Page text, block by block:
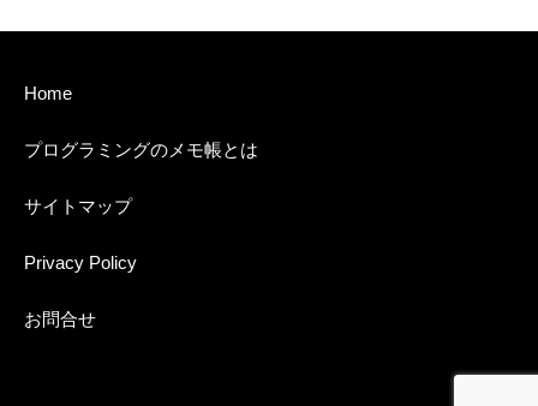
Home
プログラミングのメモ帳とは
サイトマップ
Privacy Policy
お問合せ